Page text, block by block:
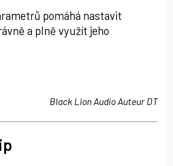
pomáhá nastavit
a plně využít jeho
Black Lion Audio Auteur DT